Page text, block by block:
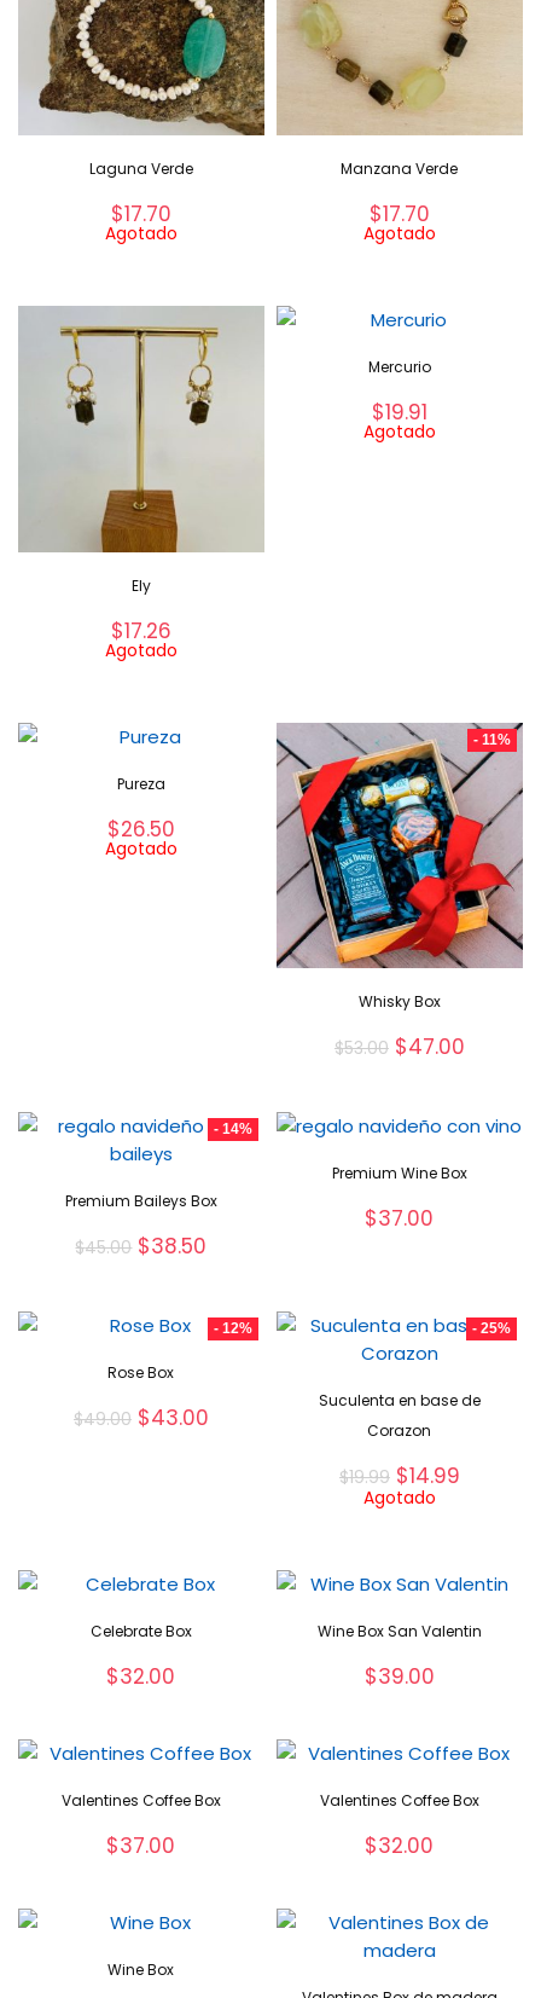
Laguna Verde
$17.70
Agotado
Manzana Verde
$17.70
Agotado
Ely
$17.26
Agotado
Mercurio
$19.91
Agotado
Pureza
$26.50
Agotado
- 11%
Whisky Box
$53.00 $47.00
- 14%
Premium Baileys Box
$45.00 $38.50
Premium Wine Box
$37.00
- 12%
Rose Box
$49.00 $43.00
- 25%
Suculenta en base de
Corazon
$19.99 $14.99
Agotado
Celebrate Box
$32.00
Wine Box San Valentin
$39.00
Valentines Coffee Box
$37.00
Valentines Coffee Box
$32.00
Wine Box